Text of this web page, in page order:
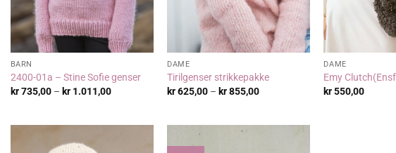
BARN
2400-01a – Stine Sofie genser
kr735,00 – kr1.011,00Prisområde:
DAME
Tirilgenser strikkepakke
kr625,00 – kr855,00Prisområde:
DAME
Emy
kr550,00